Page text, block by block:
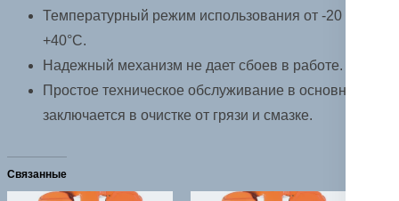
Температурный режим использования от -20 до
+40°C.
Надежный механизм не дает сбоев в работе.
Простое техническое обслуживание в основном
заключается в очистке от грязи и смазке.
Связанные